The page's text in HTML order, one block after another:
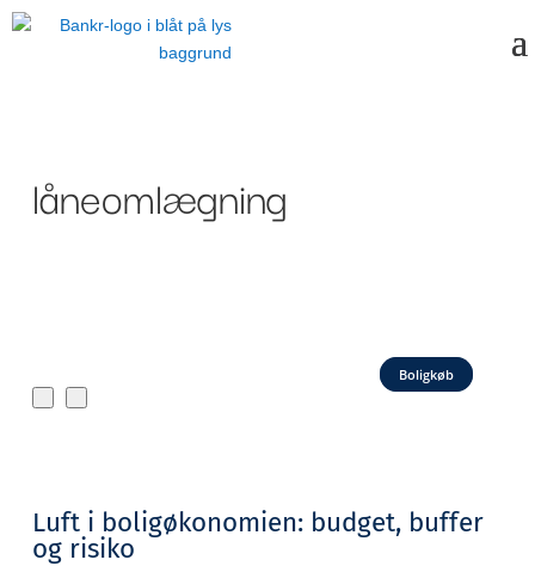
låneomlægning
Boligkøb
Luft i boligøkonomien: budget, buffer
og risiko